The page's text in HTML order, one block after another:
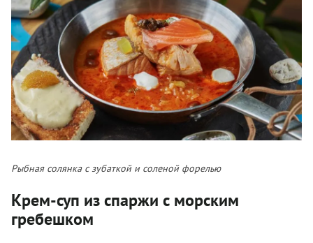
Рыбная солянка с зубаткой и соленой форелью
Крем-суп из спаржи с морским
гребешком